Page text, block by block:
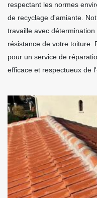
respectant les normes
de recyclage d'amiante.
travaille avec
résistance de votre toiture.
pour un service de
efficace et respectueux de